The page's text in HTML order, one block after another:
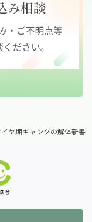
イヤ期ギャングの解体新書